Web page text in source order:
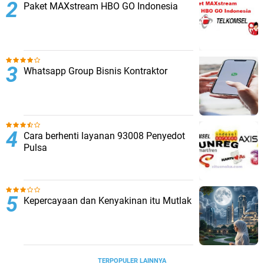
Paket MAXstream HBO GO Indonesia
Whatsapp Group Bisnis Kontraktor
Cara berhenti layanan 93008 Penyedot
Pulsa
Kepercayaan dan Kenyakinan itu Mutlak
TERPOPULER LAINNYA